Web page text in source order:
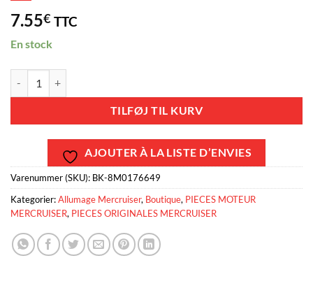
7.55€ TTC
En stock
TILFØJ TIL KURV
AJOUTER À LA LISTE D’ENVIES
Varenummer (SKU): BK-8M0176649
Kategorier:Allumage Mercruiser, Boutique, PIECES MOTEUR
MERCRUISER, PIECES ORIGINALES MERCRUISER